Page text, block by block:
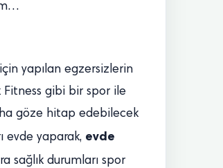
yapılan egzersizlerin
Fitness gibi bir spor ile
göze hitap edebilecek
evde yaparak, evde
sağlık durumları spor